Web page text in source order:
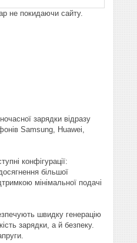
не покидаючи сайту.
зарядки відразу
Samsung, Huawei,
конфігурації:
більшої
мінімальної подачі
швидку генерацію
зарядки, а й безпеку.